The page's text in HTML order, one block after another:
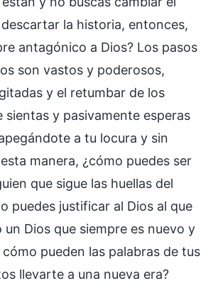
la historia, entonces,
antagónico a Dios? Los pasos
son vastos y poderosos,
y el retumbar de los
y pasivamente esperas
a tu locura y sin
manera, ¿cómo puedes ser
que sigue las huellas del
puedes justificar al Dios al que
Dios que siempre es nuevo y
cómo pueden las palabras de tus
llevarte a una nueva era?